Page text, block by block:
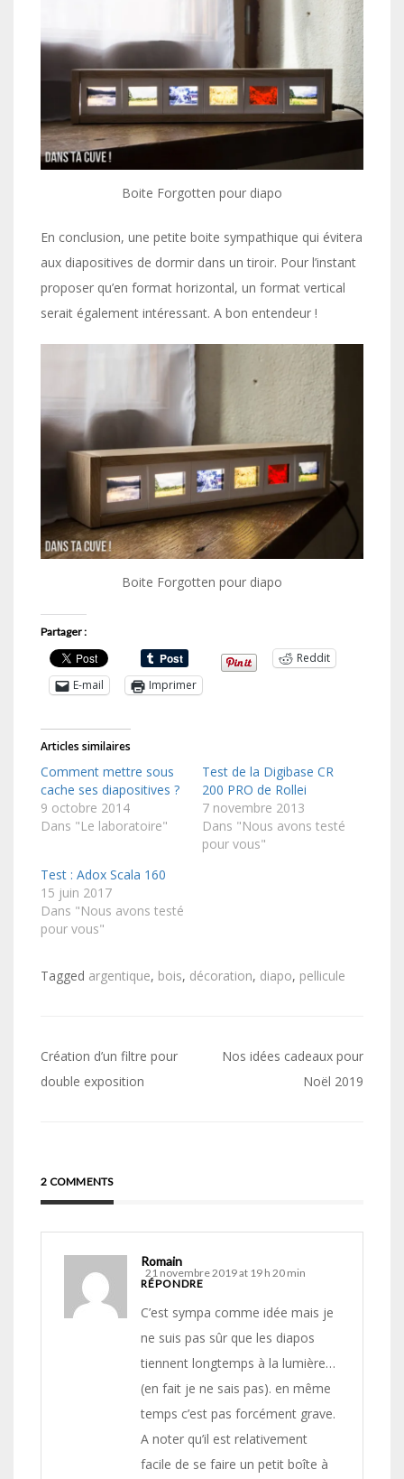
Boite Forgotten pour diapo
En conclusion, une petite boite sympathique qui évitera
aux diapositives de dormir dans un tiroir. Pour l’instant
proposer qu’en format horizontal, un format vertical
serait également intéressant. A bon entendeur !
Boite Forgotten pour diapo
Partager :
Reddit
E-mail
Imprimer
Articles similaires
Comment mettre sous
cache ses diapositives ?
9 octobre 2014
Dans "Le laboratoire"
Test de la Digibase CR
200 PRO de Rollei
7 novembre 2013
Dans "Nous avons testé
pour vous"
Test : Adox Scala 160
15 juin 2017
Dans "Nous avons testé
pour vous"
Tagged argentique, bois, décoration, diapo, pellicule
Navigation
de
Création d’un filtre pour
double exposition
Nos idées cadeaux pour
Noël 2019
2 COMMENTS
Romain
21 novembre 2019 at 19 h 20 min
RÉPONDRE
C’est sympa comme idée mais je
ne suis pas sûr que les diapos
tiennent longtemps à la lumière…
(en fait je ne sais pas). en même
temps c’est pas forcément grave.
A noter qu’il est relativement
facile de se faire un petit boîte à